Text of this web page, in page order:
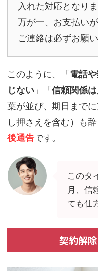
入れた対応となりま
万が一、お支払い
ご連絡は必ずお願
このように、「 電話
じない 」「 信頼関係
葉が並び、期日まで
し押さえを含む）も
後通告です。
このタ
月、信
ても仕
契約解